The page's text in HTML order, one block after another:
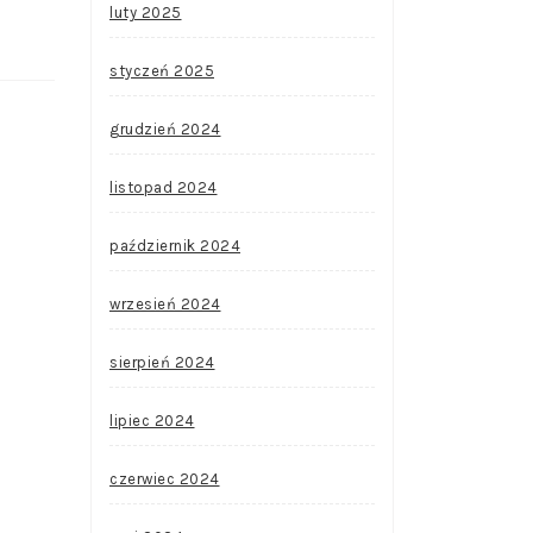
luty 2025
styczeń 2025
grudzień 2024
listopad 2024
październik 2024
wrzesień 2024
sierpień 2024
lipiec 2024
czerwiec 2024